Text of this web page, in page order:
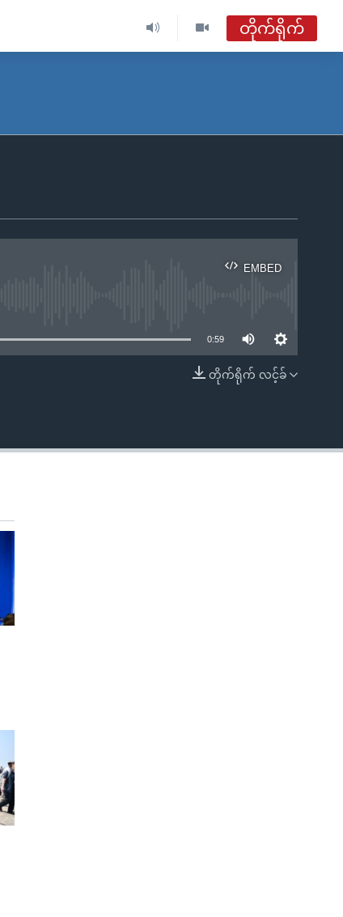
တိုက်ရိုက်
အစီအစဉ်များ
ရေဒီယိုတိုက်ရိုက်နားဆင်ရန်
EMBED
EMBED
0:59
တိုက်ရိုက် လင့်ခ်